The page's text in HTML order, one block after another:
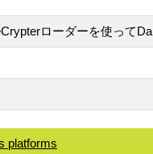
ローダーを使って
platforms